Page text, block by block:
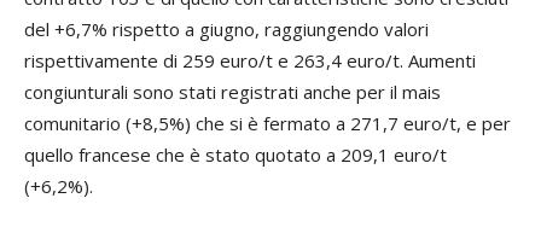
del +6,7% rispetto a giugno, raggiungendo valori
rispettivamente di 259 euro/t e 263,4 euro/t. Aumenti
congiunturali sono stati registrati anche per il mais
comunitario (+8,5%) che si è fermato a 271,7 euro/t, e per
quello francese che è stato quotato a 209,1 euro/t
(+6,2%).